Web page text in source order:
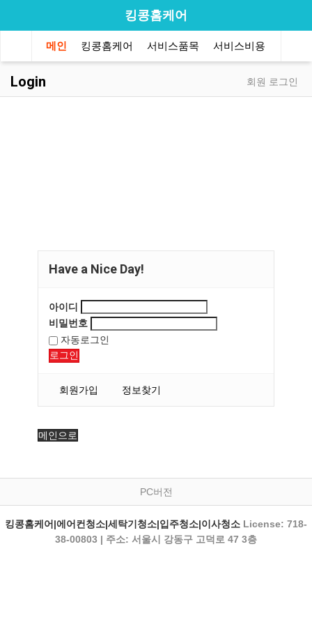
킹콩홈케어
메인 킹콩홈케어 서비스품목 서비스비용
Login 회원 로그인
Have a Nice Day!
아이디
비밀번호
자동로그인
로그인
회원가입 정보찾기
메인으로
PC버전
킹콩홈케어|에어컨청소|세탁기청소|입주청소|이사청소 License: 718-
38-00803 | 주소: 서울시 강동구 고덕로 47 3층